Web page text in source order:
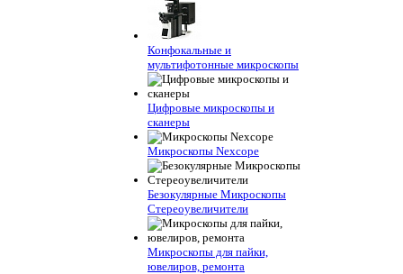
Конфокальные и
мультифотонные микроскопы
Цифровые микроскопы и
сканеры
Микроскопы Nexcope
Безокулярные Микроскопы
Стереоувеличители
Микроскопы для пайки,
ювелиров, ремонта